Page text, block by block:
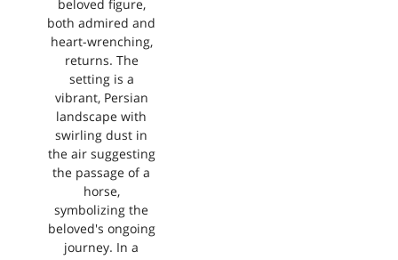
beloved figure,
both admired and
heart-wrenching,
returns. The
setting is a
vibrant, Persian
landscape with
swirling dust in
the air suggesting
the passage of a
horse,
symbolizing the
beloved's ongoing
journey. In a